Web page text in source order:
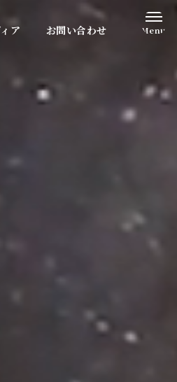
ア お問い合わせ Menu